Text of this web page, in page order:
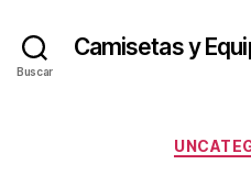
Buscar
Camisetas y